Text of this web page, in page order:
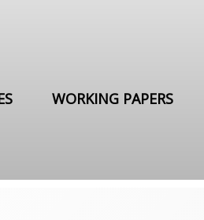
WORKING PAPERS